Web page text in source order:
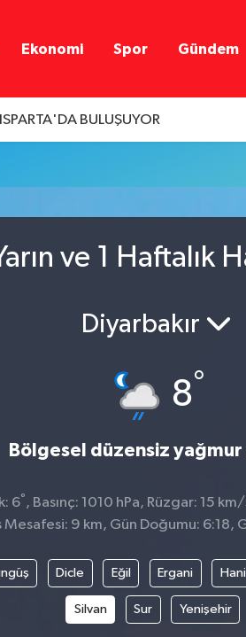
Ekonomi Spor Gündem
BULUŞUYOR
ve 1 Haftalık
Diyarbakır
8°
Bölgesel düzensiz yağmur
6°, Basınç: 1010 hPa, Rüzgar: 15
Mesafesi: 9 km, Gün Doğumu: 6:18,
Dicle Eğil Ergani Hani
Silvan Sur Yenişehir